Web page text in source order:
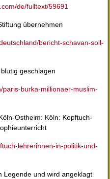
de/fulltext/59691
übernehmen
bericht-schavan-soll-
geschlagen
paris-burka-millionaer-muslim-
Ostheim: Köln: Kopftuch-
lehrerinnen-in-politik-und-
Legende und wird angeklagt